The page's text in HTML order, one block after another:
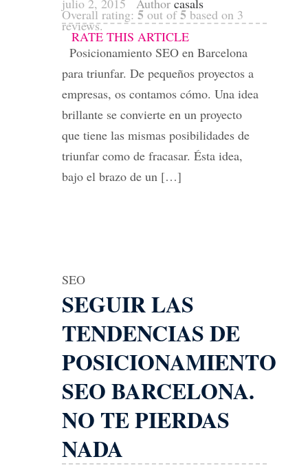
julio 2, 2015 Author casals
Overall rating: 5out of5 based on 3
reviews.
RATE THIS ARTICLE
Posicionamiento SEO en Barcelona
para triunfar. De pequeños proyectos a
empresas, os contamos cómo. Una idea
brillante se convierte en un proyecto
que tiene las mismas posibilidades de
triunfar como de fracasar. Ésta idea,
bajo el brazo de un […]
SEO
SEGUIR LAS
TENDENCIAS DE
POSICIONAMIENTO
SEO BARCELONA.
NO TE PIERDAS
NADA